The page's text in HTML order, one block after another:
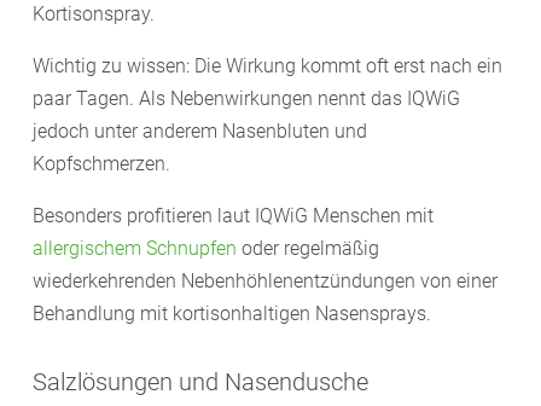
Kortisonspray.
Wichtig zu wissen: Die Wirkung kommt oft erst nach ein
paar Tagen. Als Nebenwirkungen nennt das IQWiG
jedoch unter anderem Nasenbluten und
Kopfschmerzen.
Besonders profitieren laut IQWiG Menschen mit
allergischem Schnupfen oder regelmäßig
wiederkehrenden Nebenhöhlenentzündungen von einer
Behandlung mit kortisonhaltigen Nasensprays.
Salzlösungen und Nasendusche